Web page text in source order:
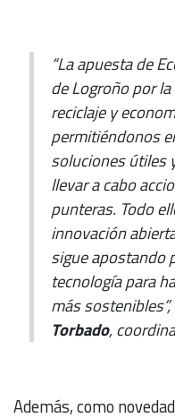
“La apuesta de
de Logroño por
reciclaje y
permitiéndonos
soluciones útiles
llevar a cabo
punteras. Todo
innovación
sigue apostando
tecnología para
más
Torbado,
Además, como